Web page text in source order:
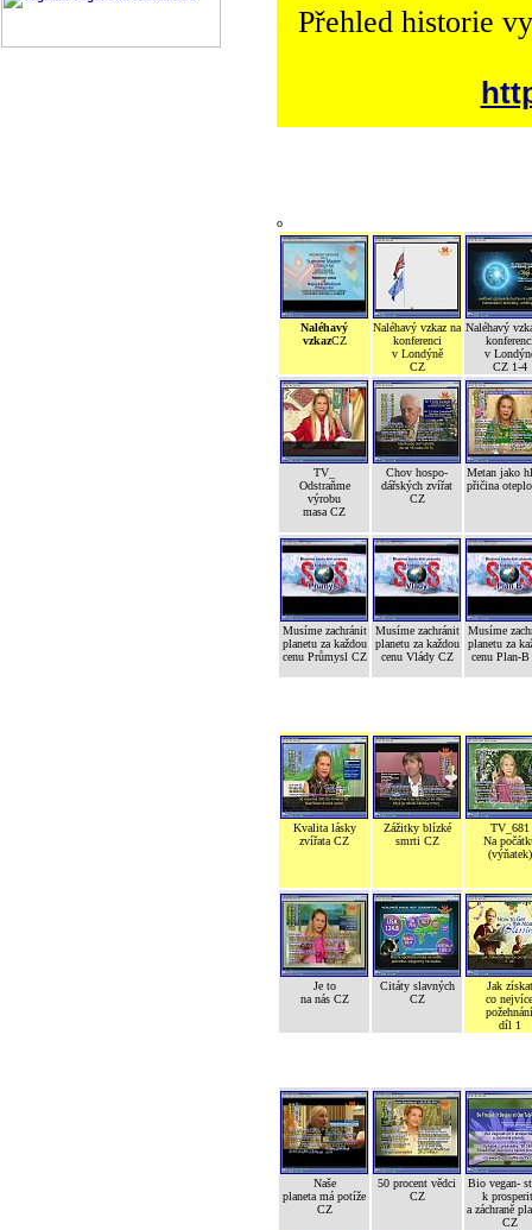
Přehled historie
o
Naléhavý
vzkazCZ
Naléhavý vzkaz na
konferenci
v Londýně
CZ
Naléhavý
v
CZ 1-4
TV_
Odstraňme
výrobu
masa CZ
Chov hospo-
dářských zvířat
CZ
Metan jako
přičina
Musíme zachránit
planetu za každou
cenu Průmysl CZ
Musíme zachránit
planetu za každou
cenu Vlády CZ
Musíme
planetu za
cenu Plan-
Kvalita lásky
zvířata CZ
Zážitky blízké
smrti CZ
TV_681
Na
(výňatek)
Je to
na nás CZ
Citáty slavných
CZ
Jak získat
co nejvíce
požehnání
díl 1
Naše
planeta má potíže
CZ
50 procent vědci
CZ
Bio vegan-
k
a záchraně
CZ